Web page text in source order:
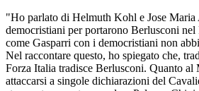
"Ho parlato di Helmuth Kohl e Jose Maria
democristiani per portarono Berlusconi nel
come Gasparri con i democristiani non
Nel raccontare questo, ho spiegato che,
Forza Italia tradisce Berlusconi. Quanto al
attaccarsi a singole dichiarazioni del